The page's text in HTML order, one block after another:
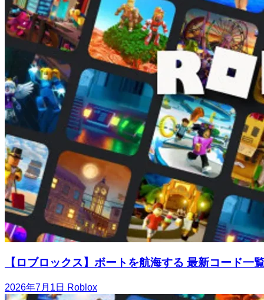
【ロブロックス】ボートを航海する 最新コード一
2026年7月1日 Roblox